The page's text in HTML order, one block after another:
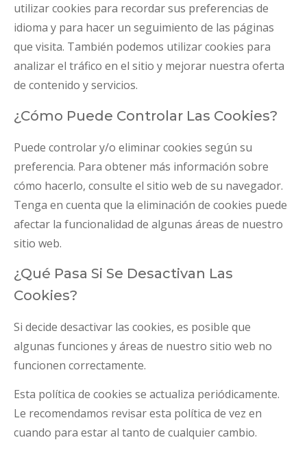
utilizar cookies para recordar sus preferencias de
idioma y para hacer un seguimiento de las páginas
que visita. También podemos utilizar cookies para
analizar el tráfico en el sitio y mejorar nuestra oferta
de contenido y servicios.
¿Cómo Puede Controlar Las Cookies?
Puede controlar y/o eliminar cookies según su
preferencia. Para obtener más información sobre
cómo hacerlo, consulte el sitio web de su navegador.
Tenga en cuenta que la eliminación de cookies puede
afectar la funcionalidad de algunas áreas de nuestro
sitio web.
¿Qué Pasa Si Se Desactivan Las
Cookies?
Si decide desactivar las cookies, es posible que
algunas funciones y áreas de nuestro sitio web no
funcionen correctamente.
Esta política de cookies se actualiza periódicamente.
Le recomendamos revisar esta política de vez en
cuando para estar al tanto de cualquier cambio.